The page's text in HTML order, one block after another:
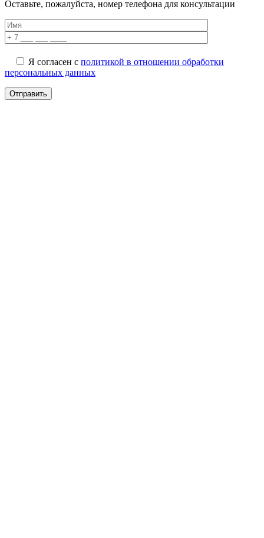
Оставьте, пожалуйста, номер телефона для консультации
Я согласен с политикой в отношении обработки
персональных данных